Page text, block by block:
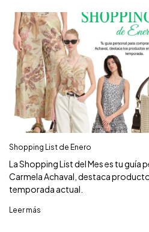
Shopping List de Enero
La Shopping List del Mes es tu guía
Carmela Achaval, destaca
temporada actual.
Leer más